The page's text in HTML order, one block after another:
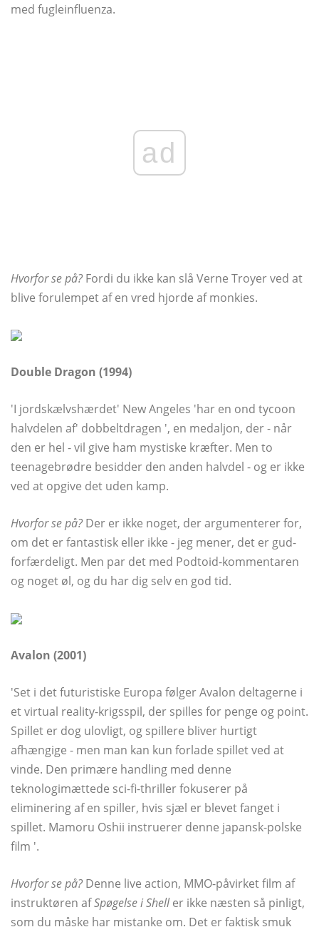
med fugleinfluenza.
ad
Hvorfor se på? Fordi du ikke kan slå Verne Troyer ved at
blive forulempet af en vred hjorde af monkies.
Double Dragon (1994)
'I jordskælvshærdet' New Angeles 'har en ond tycoon
halvdelen af' dobbeltdragen ', en medaljon, der - når
den er hel - vil give ham mystiske kræfter. Men to
teenagebrødre besidder den anden halvdel - og er ikke
ved at opgive det uden kamp.
Hvorfor se på? Der er ikke noget, der argumenterer for,
om det er fantastisk eller ikke - jeg mener, det er gud-
forfærdeligt. Men par det med Podtoid-kommentaren
og noget øl, og du har dig selv en god tid.
Avalon (2001)
'Set i det futuristiske Europa følger Avalon deltagerne i
et virtual reality-krigsspil, der spilles for penge og point.
Spillet er dog ulovligt, og spillere bliver hurtigt
afhængige - men man kan kun forlade spillet ved at
vinde. Den primære handling med denne
teknologimættede sci-fi-thriller fokuserer på
eliminering af en spiller, hvis sjæl er blevet fanget i
spillet. Mamoru Oshii instruerer denne japansk-polske
film '.
Hvorfor se på? Denne live action, MMO-påvirket film af
instruktøren afSpøgelse i Sheller ikke næsten så pinligt,
som du måske har mistanke om. Det er faktisk smuk